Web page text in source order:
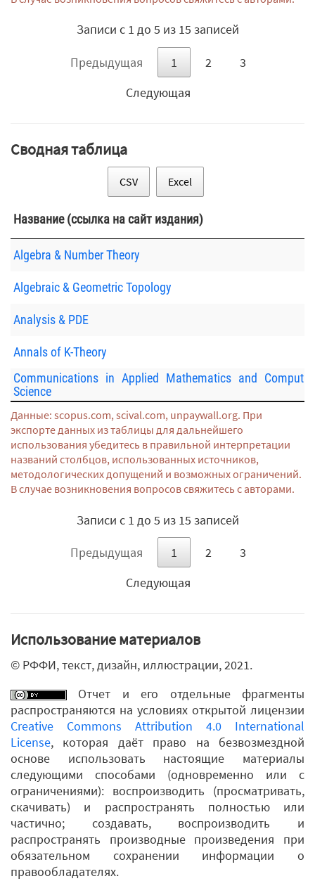
Записи с 1 до 5 из 15 записей
Предыдущая 1 2
3
Следующая
Сводная таблица
CSV Excel
Название (ссылка на сайт издания)
Algebra & Number Theory
Algebraic & Geometric Topology
Analysis & PDE
Annals of K-Theory
Communications in Applied Mathematics and
Science
Данные: scopus.com, scival.com, unpaywall.org. При
экспорте данных из таблицы для дальнейшего
использования убедитесь в правильной интерпретации
названий столбцов, использованных источников,
методологических допущений и возможных ограничений.
В случае возникновения вопросов свяжитесь с авторами.
Записи с 1 до 5 из 15 записей
Предыдущая 1 2
3
Следующая
Использование материалов
© РФФИ, текст, дизайн, иллюстрации, 2021.
Отчет и его отдельные фрагменты
распространяются на условиях открытой лицензии
Creative Commons Attribution 4.0 International
License, которая даёт право на безвозмездной
основе использовать настоящие материалы
следующими способами (одновременно или с
ограничениями): воспроизводить (просматривать,
скачивать) и распространять полностью или
частично; создавать, воспроизводить и
распространять производные произведения при
обязательном сохранении информации о
правообладателях.